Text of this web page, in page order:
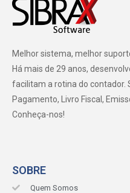
Melhor sistema, melhor
Há mais de 29 anos,
facilitam a rotina do contador.
Pagamento, Livro Fiscal,
Conheça-nos!
SOBRE
Quem Somos